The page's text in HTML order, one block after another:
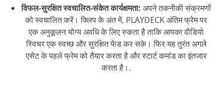
विफल-सुरक्षित स्वचालित-संकेत कार्यक्षमता: अपने तकनीकी संक्रमणों
को स्वचालित करें। क्लिप के अंत में, PLAYDECK अंतिम फ्रेम पर
एक अनुकूलन योग्य अवधि के लिए रुकता है ताकि आपका वीडियो
स्विचर एक स्वच्छ और सुरक्षित फेड कर सके। फिर यह तुरंत अगले
एसेट के पहले फ्रेम को तैयार करता है और स्टार्ट कमांड का इंतजार
करता है।.